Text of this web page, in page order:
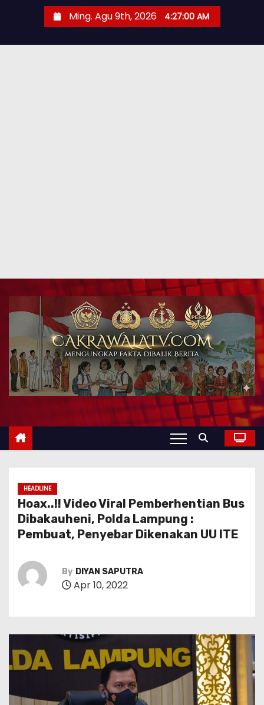
Ming. Agu 9th, 2026 4:27:02 AM
HEADLINE
Hoax..!! Video Viral Pemberhentian Bus
Dibakauheni, Polda Lampung :
Pembuat, Penyebar Dikenakan UU ITE
By DIYAN SAPUTRA
Apr 10, 2022